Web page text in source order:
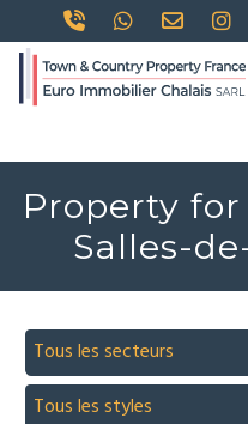
Property
Salles-
Tous les secteurs
Tous les styles